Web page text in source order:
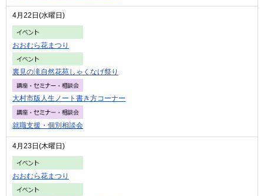
4月22日(水曜日)
おおむら花まつり
裏見の滝自然花苑しゃくなげ祭り
大村市版人生ノート書き方コーナー
就職支援・個別相談会
4月23日(木曜日)
おおむら花まつり